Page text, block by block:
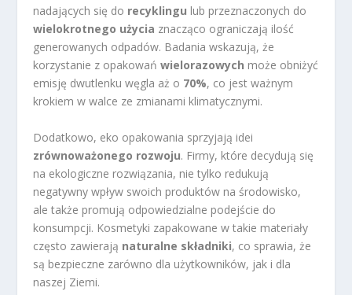
nadających się do recyklingu lub przeznaczonych do
wielokrotnego użycia znacząco ograniczają ilość
generowanych odpadów. Badania wskazują, że
korzystanie z opakowańwielorazowych może obniżyć
emisję dwutlenku węgla aż o 70%, co jest ważnym
krokiem w walce ze zmianami klimatycznymi.
Dodatkowo, eko opakowania sprzyjają idei
zrównoważonego rozwoju. Firmy, które decydują się
na ekologiczne rozwiązania, nie tylko redukują
negatywny wpływ swoich produktów na środowisko,
ale także promują odpowiedzialne podejście do
konsumpcji. Kosmetyki zapakowane w takie materiały
często zawierają naturalne składniki, co sprawia, że
są bezpieczne zarówno dla użytkowników, jak i dla
naszej Ziemi.